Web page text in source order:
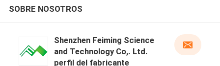
SOBRE NOSOTROS
Shenzhen Feiming Science
and Technology Co,. Ltd.
perfil del fabricante